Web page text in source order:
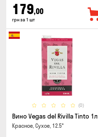
179,00
грн за 1 шт
(0)
Вино Vegas del Rivilla Tinto 1л
Красное, Сухое, 12.5°